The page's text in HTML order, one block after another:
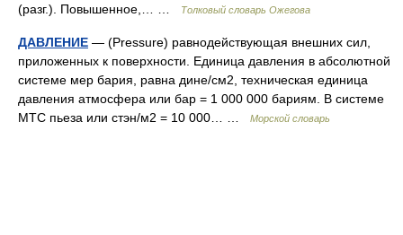
(разг.). Повышенное,… …
Толковый словарь Ожегова
ДАВЛЕНИЕ — (Pressure) равнодействующая внешних сил,
приложенных к поверхности. Единица давления в абсолютной
системе мер бария, равна дине/см2, техническая единица
давления атмосфера или бар = 1 000 000 бариям. В системе
МТС пьеза или стэн/м2 = 10 000… …
Морской словарь